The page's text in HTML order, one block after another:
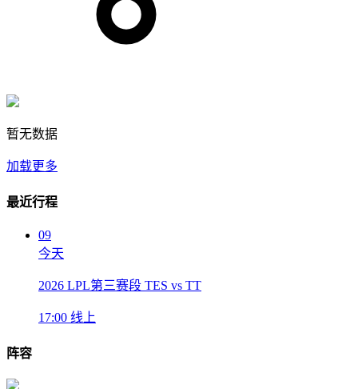
暂无数据
加载更多
最近行程
09
今天
2026 LPL第三赛段 TES vs TT
17:00 线上
阵容